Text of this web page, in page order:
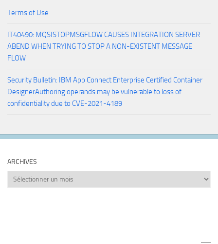
Terms of Use
IT40490: MQSISTOPMSGFLOW CAUSES INTEGRATION SERVER
ABEND WHEN TRYING TO STOP A NON-EXISTENT MESSAGE
FLOW
Security Bulletin: IBM App Connect Enterprise Certified Container
DesignerAuthoring operands may be vulnerable to loss of
confidentiality due to CVE-2021-4189
ARCHIVES
Archives